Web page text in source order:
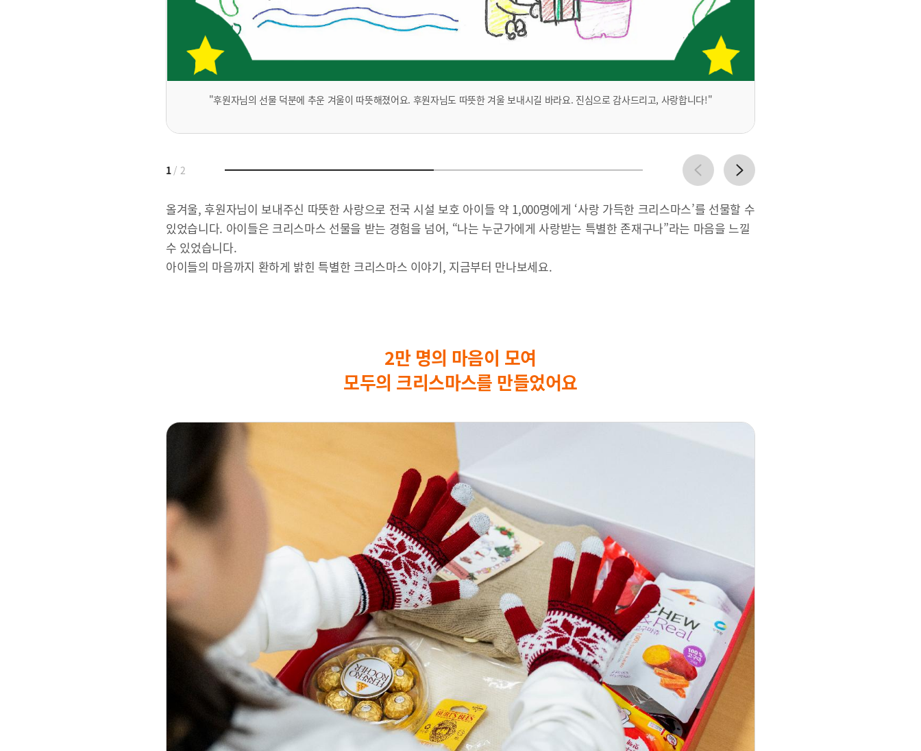
"후원자님의 선물 덕분에 추운 겨울이 따뜻해졌어요. 후원자님도 따뜻한 겨울 보내시길 바라요. 진심으로 감사드리고, 사랑합니다!"
1/ 2 p
r
n
e
t
올겨울, 후원자님이 보내주신 따뜻한 사랑으로 전국 시설 보호 아이들 약 1,000명에게 ‘사랑 가득한 크리스마스’를 선물할 수
있었습니다. 아이들은 크리스마스 선물을 받는 경험을 넘어, “나는 누군가에게 사랑받는 특별한 존재구나”라는 마음을 느낄
수 있었습니다.
아이들의 마음까지 환하게 밝힌 특별한 크리스마스 이야기, 지금부터 만나보세요.
2만 명의 마음이 모여
모두의 크리스마스를 만들었어요